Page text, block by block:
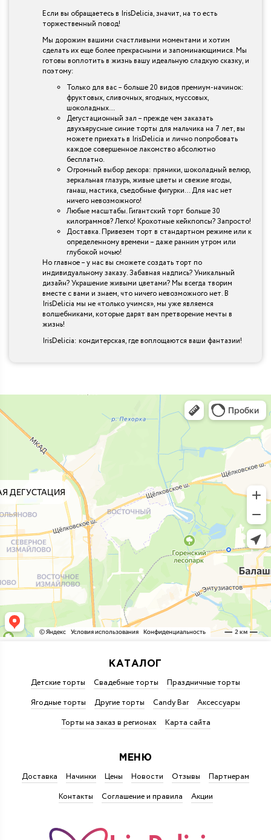
Если вы обращаетесь в IrisDelicia, значит, на то есть
торжественный повод!
Мы дорожим вашими счастливыми моментами и хотим
сделать их еще более прекрасными и запоминающимися. Мы
готовы воплотить в жизнь вашу идеальную сладкую сказку, и
поэтому:
Только для вас – больше 20 видов премиум-начинок:
фруктовых, сливочных, ягодных, муссовых,
шоколадных…
Дегустационный зал – прежде чем заказать
двухъярусные синие торты для мальчика на 7 лет, вы
можете приехать в IrisDelicia и лично попробовать
каждое совершенное лакомство абсолютно
бесплатно.
Огромный выбор декора: пряники, шоколадный велюр,
зеркальная глазурь, живые цветы и свежие ягоды,
ганаш, мастика, съедобные фигурки… Для нас нет
ничего невозможного!
Любые масштабы. Гигантский торт больше 30
килограммов? Легко! Крохотные кейкпопсы? Запросто!
Доставка. Привезем торт в стандартном режиме или к
определенному времени – даже ранним утром или
глубокой ночью!
Но главное – у нас вы сможете создать торт по
индивидуальному заказу. Забавная надпись? Уникальный
дизайн? Украшение живыми цветами? Мы всегда творим
вместе с вами и знаем, что ничего невозможного нет. В
IrisDelicia мы не «только учимся», мы уже являемся
волшебниками, которые дарят вам претворение мечты в
жизнь!
IrisDelicia: кондитерская, где воплощаются ваши фантазии!
КАТАЛОГ
Детские торты Свадебные торты
Праздничные торты
Ягодные торты
Другие торты Candy Bar
Аксессуары
Торты на заказ в регионах
Карта сайта
МЕНЮ
Доставка Начинки Цены Новости Отзывы
Партнерам
Контакты
Соглашение и правила Акции